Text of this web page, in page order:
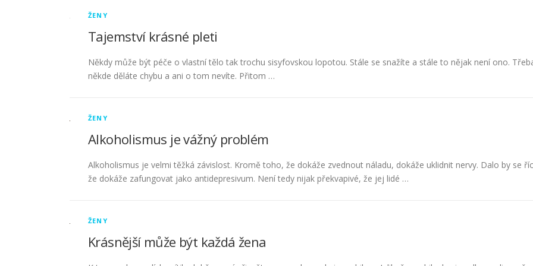
ŽENY
Tajemství krásné pleti
Někdy může být péče o vlastní tělo tak trochu sisyfovskou lopotou. Stále se snažíte a stále to nějak není ono.
někde děláte chybu a ani o tom nevíte. Přitom …
ŽENY
Alkoholismus je vážný problém
Alkoholismus je velmi těžká závislost. Kromě toho, že dokáže zvednout náladu, dokáže uklidnit nervy. Dalo by se
že dokáže zafungovat jako antidepresivum. Není tedy nijak překvapivé, že jej lidé …
ŽENY
Krásnější může být každá žena